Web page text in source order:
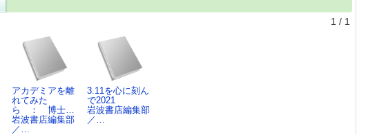
1 / 1
アカデミアを離
れてみた
ら ： 博士…
岩波書店編集部
／…
3.11を心に刻ん
で2021
岩波書店編集部
／…